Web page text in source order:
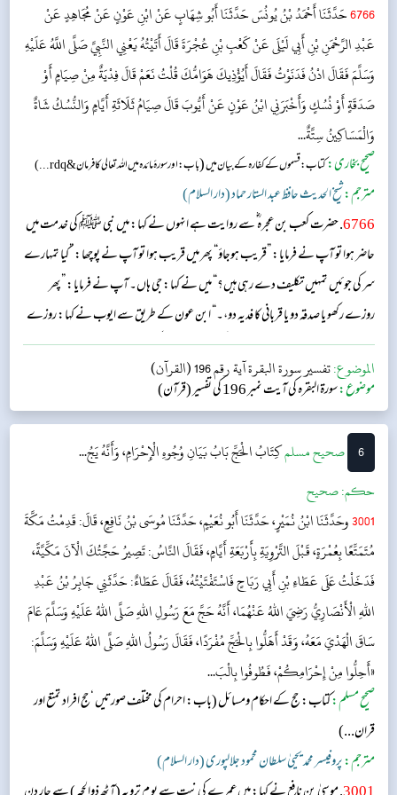
6766حَدَّثَنَا أَحْمَدُ بْنُ يُونُسَ حَدَّثَنَا أَبُو شِهَابٍ عَنْ ابْنِ عَوْنٍ عَنْ مُجَاهِدٍ عَنْ
عَبْدِ الرَّحْمَنِ بْنِ أَبِي لَيْلَى عَنْ كَعْبِ بْنِ عُجْرَةَ قَالَ أَتَيْتُهُ يَعْنِي النَّبِيَّ صَلَّى اللَّهُ عَلَيْهِ
وَسَلَّمَ فَقَالَ ادْنُ فَدَنَوْتُ فَقَالَ أَيُؤْذِيكَ هَوَامُّكَ قُلْتُ نَعَمْ قَالَ فِدْيَةٌ مِنْ صِيَامٍ أَوْ
صَدَقَةٍ أَوْ نُسُكٍ وَأَخْبَرَنِي ابْنُ عَوْنٍ عَنْ أَيُّوبَ قَالَ صِيَامُ ثَلَاثَةِ أَيَّامٍ وَالنُّسُكُ شَاةٌ
وَالْمَسَاكِينُ سِتَّةٌ...
صحیح بخاری:کتاب: قسموں کے کفارہ کے بیان میں(باب: اور سورۂ مائدہ میں اللہ تعالی کا فرمان&rdq...)
مترجم:شیخ الحدیث حافظ عبد الستار حماد (دار السلام)
6766. حضرت کعب بن عجرہ ؓ سے روایت ہے انہوں نے کہا: میں نبی ﷺ کی خدمت میں
حاضر ہوا تو آپ نے فرمایا: ”قریب ہوجاؤ“ پھر میں قریب ہوا تو آپ نے پوچھا: ”کیا تمہارے
سر کی جوئیں تمہیں تکلیف دے رہی ہیں؟“ میں نے کہا: جی ہاں۔ آپ نے فرمایا: ”پھر
روزے رکھو یا صدقہ دو یا قربانی کا فدیہ دو،۔“ ابن عون کے طریق سے ایوب نے کہا: روزے
تین دن کے ہوں گے قربانی ایک بکری کی اور کھانا چھ مساکین کے لیے ہوگا۔...
الموضوع:تفسير سورة البقرة آية رقم 196 (القرآن)
موضوع:سورۃ البقرہ کی آیت نمبر 196 کی تفسیر (قرآن)
6 ‌صحيح مسلمكِتَابُ الْحَجِّبَابُ بَيَانِ وُجُوهِ الْإِحْرَامِ، وَأَنَّهُ يَجُ...
حکم:صحیح
3001وحَدَّثَنَا ابْنُ نُمَيْرٍ، حَدَّثَنَا أَبُو نُعَيْمٍ، حَدَّثَنَا مُوسَى بْنُ نَافِعٍ، قَالَ: قَدِمْتُ مَكَّةَ
مُتَمَتِّعًا بِعُمْرَةٍ، قَبْلَ التَّرْوِيَةِ بِأَرْبَعَةِ أَيَّامٍ، فَقَالَ النَّاسُ: تَصِيرُ حَجَّتُكَ الْآنَ مَكِّيَّةً،
فَدَخَلْتُ عَلَى عَطَاءِ بْنِ أَبِي رَبَاحٍ فَاسْتَفْتَيْتُهُ، فَقَالَ عَطَاءٌ: حَدَّثَنِي جَابِرُ بْنُ عَبْدِ
اللهِ الْأَنْصَارِيُّ رَضِيَ اللهُ عَنْهُمَا، أَنَّهُ حَجَّ مَعَ رَسُولِ اللهِ صَلَّى اللهُ عَلَيْهِ وَسَلَّمَ عَامَ
سَاقَ الْهَدْيَ مَعَهُ، وَقَدْ أَهَلُّوا بِالْحَجِّ مُفْرَدًا، فَقَالَ رَسُولُ اللهِ صَلَّى اللهُ عَلَيْهِ وَسَلَّمَ:
«أَحِلُّوا مِنْ إِحْرَامِكُمْ، فَطُوفُوا بِالْبَ...
صحیح مسلم:کتاب: حج کے احکام ومسائل(باب: احرام کی مختلف صورتیں ‘حج افراد تمتع اور
قران...)
مترجم:پروفیسر محمد یحییٰ سلطان محمود جلالپوری (دار السلام)